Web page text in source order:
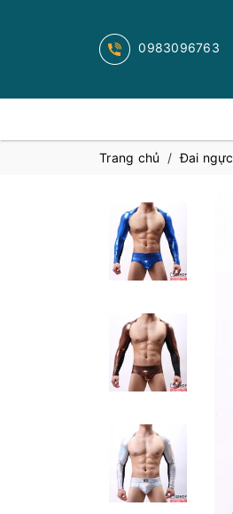
0983096763
Trang chủ / Đai ngực